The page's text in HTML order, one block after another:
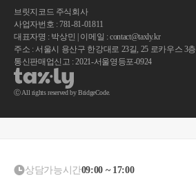
브릿지코드 주식회사
사업자번호 : 781-81-01811
대표자명 : 박상민 | 이메일 : contact@taxly.kr
주소 : 서울시 용산구 한강대로 23길, 25 로카우스 3층
통신판매업신고 : 2021-서울영등포-0924
Ⓒ All rights reserved by BridgeCode.
상담가능시간09:00 ~ 17:00